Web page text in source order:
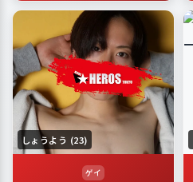
しょうよう (23)
ゲイ